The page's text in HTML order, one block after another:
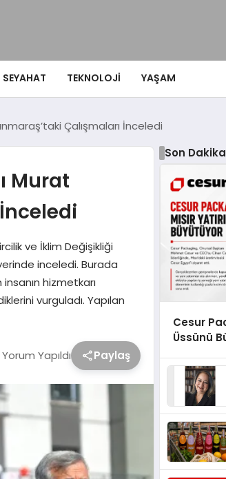
SEYAHAT TEKNOLOJI YAŞAM
Çalışmaları İnceledi
Murat
ve İklim Değişikliği
inceledi. Burada
hizmetkarı
vurguladı. Yapılan
Yapıldı Paylaş
Son Dakika
Cesur
Üssünü